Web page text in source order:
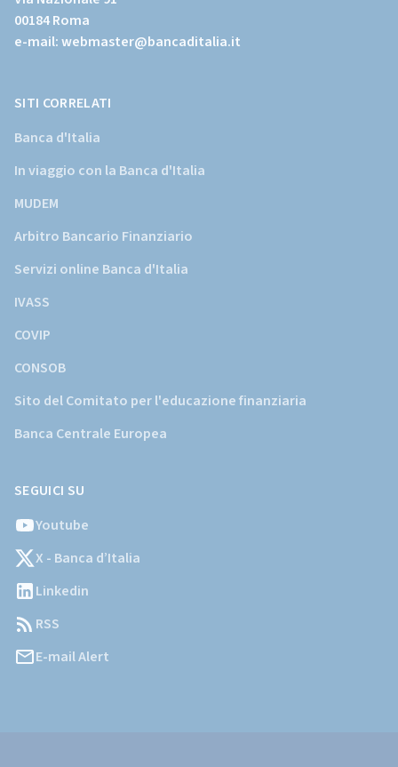
sito
istituzionale
della
00184 Roma
e-mail:webmaster@bancaditalia.it
SITI CORRELATI
Banca d'Italia
In viaggio con la Banca d'Italia
MUDEM
Arbitro Bancario Finanziario
Servizi online Banca d'Italia
IVASS
COVIP
CONSOB
Sito del Comitato per l'educazione finanziaria
Banca Centrale Europea
SEGUICI SU
Youtube
X - Banca d’Italia
Linkedin
RSS
E-mail Alert